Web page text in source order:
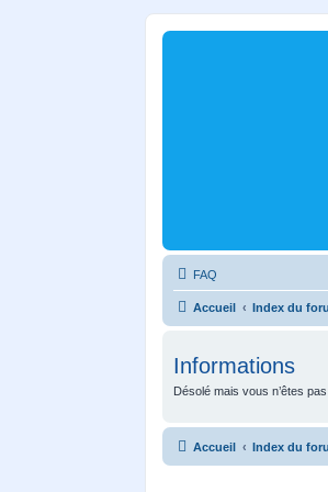
FAQ
Accueil Index du
Informations
Désolé mais vous n’êtes
Accueil Index du